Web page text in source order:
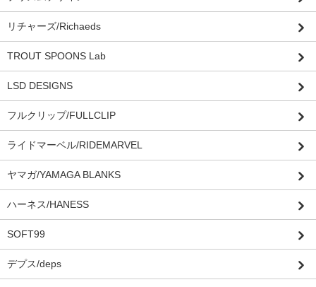
リチャーズ/Richaeds
TROUT SPOONS Lab
LSD DESIGNS
フルクリップ/FULLCLIP
ライドマーベル/RIDEMARVEL
ヤマガ/YAMAGA BLANKS
ハーネス/HANESS
SOFT99
デプス/deps